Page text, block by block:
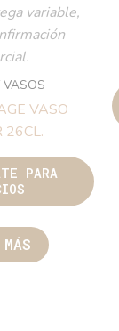
variable,
VASOS
VASO
26CL.
PARA